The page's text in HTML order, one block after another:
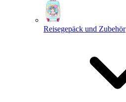
Reisegepäck und Zubehör